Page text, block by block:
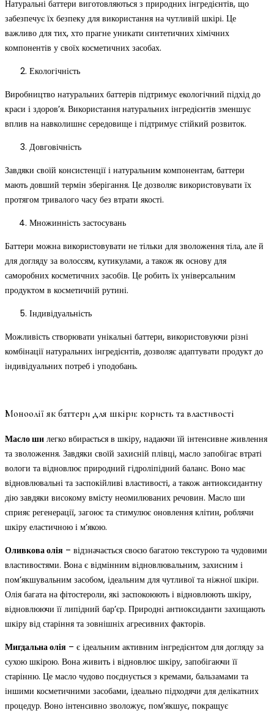
Натуральні баттери виготовляються з природних інгредієнтів, що
забезпечує їх безпеку для використання на чутливій шкірі. Це
важливо для тих, хто прагне уникати синтетичних хімічних
компонентів у своїх косметичних засобах.
Екологічність
Виробництво натуральних баттерів підтримує екологічний підхід до
краси і здоров’я. Використання натуральних інгредієнтів зменшує
вплив на навколишнє середовище і підтримує стійкий розвиток.
Довговічність
Завдяки своїй консистенції і натуральним компонентам, баттери
мають довший термін зберігання. Це дозволяє використовувати їх
протягом тривалого часу без втрати якості.
Множинність застосувань
Баттери можна використовувати не тільки для зволоження тіла, але й
для догляду за волоссям, кутикулами, а також як основу для
саморобних косметичних засобів. Це робить їх універсальним
продуктом в косметичній рутині.
Індивідуальність
Можливість створювати унікальні баттери, використовуючи різні
комбінації натуральних інгредієнтів, дозволяє адаптувати продукт до
індивідуальних потреб і уподобань.
Моноолії як баттери для шкіри: користь та властивості
Масло ши легко вбирається в шкіру, надаючи їй інтенсивне живлення
та зволоження. Завдяки своїй захисній плівці, масло запобігає втраті
вологи та відновлює природний гідроліпідний баланс. Воно має
відновлювальні та заспокійливі властивості, а також антиоксидантну
дію завдяки високому вмісту неомилюваних речовин. Масло ши
сприяє регенерації, загоює та стимулює оновлення клітин, роблячи
шкіру еластичною і м’якою.
Оливкова олія – відзначається своєю багатою текстурою та чудовими
властивостями. Вона є відмінним відновлювальним, захисним і
пом’якшувальним засобом, ідеальним для чутливої та ніжної шкіри.
Олія багата на фітостероли, які заспокоюють і відновлюють шкіру,
відновлюючи її липідний бар’єр. Природні антиоксиданти захищають
шкіру від старіння та зовнішніх агресивних факторів.
Мигдальна олія – є ідеальним активним інгредієнтом для догляду за
сухою шкірою. Вона живить і відновлює шкіру, запобігаючи її
старінню. Це масло чудово поєднується з кремами, бальзамами та
іншими косметичними засобами, ідеально підходячи для делікатних
процедур. Воно інтенсивно зволожує, пом’якшує, покращує